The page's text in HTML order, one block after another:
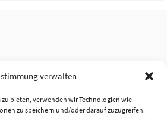
verwalten
bieten, verwenden wir Technologien wie
zu speichern und/oder darauf zuzugreifen.